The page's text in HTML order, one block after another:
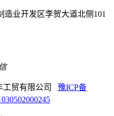
业开发区李贺大道北侧101
工贸有限公司 豫ICP备